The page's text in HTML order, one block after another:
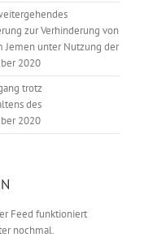
zur Verhinderung von
Jemen unter Nutzung der
2020
trotz
des
2020
Feed funktioniert
nochmal.